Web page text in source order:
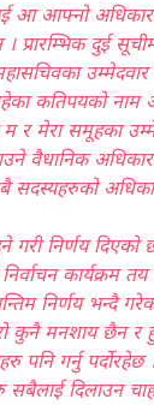
आ आफ्नो
दुई
उम्मेदवार
कतिपयको नाम
म र मेरा समूहका
वैधानिक
सदस्यहरुको
निर्णय दिएको
कार्यक्रम
निर्णय भन्दै
कुनै मनशाय छैन र
पनि गर्नु
दिलाउन